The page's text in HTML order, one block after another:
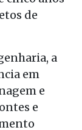
de
a
em
e
e